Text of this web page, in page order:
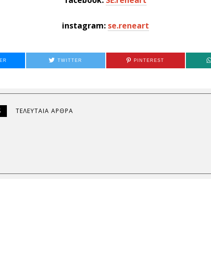
instagram: se.reneart
TWITTER PINTEREST
ΤΕΛΕΥΤΑΊΑ ΆΡΘΡΑ